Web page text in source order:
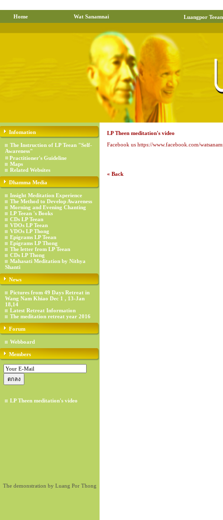
Home Wat Sanamnai Luangpor Teean
Infomation
The Instruction of LP Teean "Self-
Awareness"
Practitioner's Guideline
Maps
Related Websites
Dhamma Media
Insight Meditation Experience
The Method to Develop Awareness
Morning and Evening Chanting
LP Teean 's Books
CDs LP Teean
VDOs LP Teean
VDOs LP Thong
Epigrams LP Teean
Epigrams LP Thong
The letter from LP Teean
CDs LP Thong
Mahasati Meditation by Nithya
Shanti
News
Pictures from 49 Days Retreat in
Wang Nam Khiao Dec 1 , 13-Jan
18,14
Latest Retreat Information
The meditation retreat year 2016
Forum
Webboard
Members
LP Theen meditation's video
The demonstration by Luang Por Thong
LP Theen meditation's video
Facebook us https://www.facebook.com/
« Back